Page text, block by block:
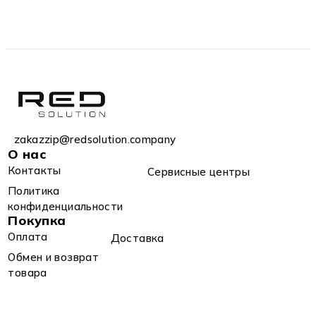
zakazzip@redsolution.company
О нас
Контакты
Сервисные центры
Политика
конфиденциальности
Покупка
Оплата
Доставка
Обмен и возврат
товара